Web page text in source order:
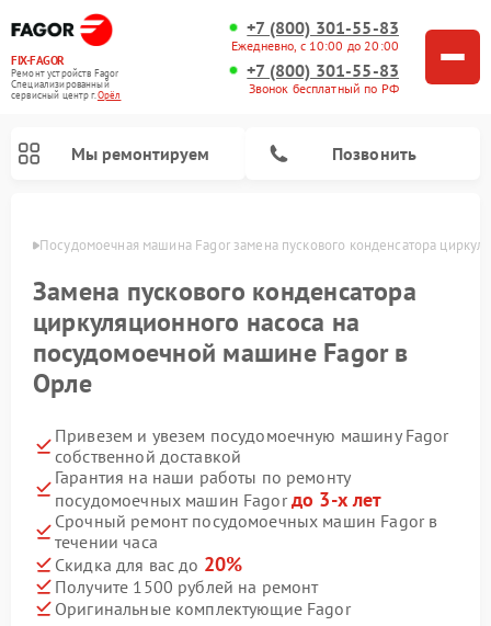
FIX-FAGOR
Ремонт устройств Fagor
Специализированный
cервисный центр г.Орёл
+7 (800) 301-55-83
Ежедневно, с 10:00 до 20:00
+7 (800) 301-55-83
Звонок бесплатный по РФ
Мы ремонтируем Позвонить
Посудомоечная машина Fagor замена пускового конденсатора
Замена пускового конденсатора
циркуляционного насоса на
посудомоечной машине Fagor в
Орле
Привезем и увезем посудомоечную машину Fagor
собственной доставкой
Гарантия на наши работы по ремонту
посудомоечных машин Fagorдо 3-х лет
Срочный ремонт посудомоечных машин Fagor в
течении часа
Скидка для вас до 20%
Получите 1500 рублей на ремонт
Оригинальные комплектующие Fagor